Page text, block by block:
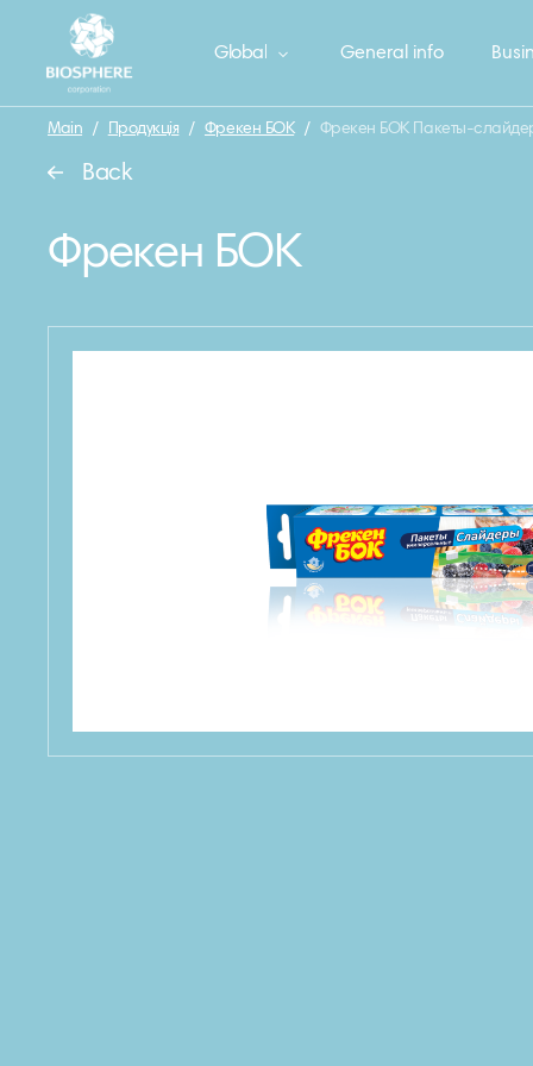
General info
Global
Main / Продукція / Фрекен БОК / Фрекен БОК Пакеты-
Back
Фрекен БОК